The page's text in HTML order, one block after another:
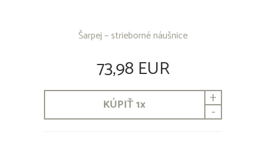
Šarpej – strieborné náušnice
73,98 EUR
KÚPIŤ1x +
-